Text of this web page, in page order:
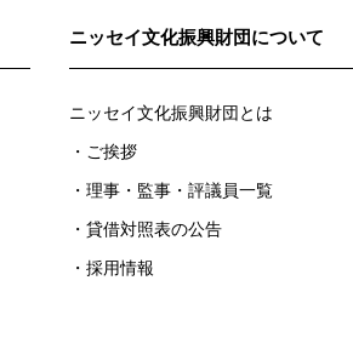
ニッセイ文化振興財団について
ニッセイ文化振興財団とは
ご挨拶
理事・監事・評議員一覧
貸借対照表の公告
採用情報